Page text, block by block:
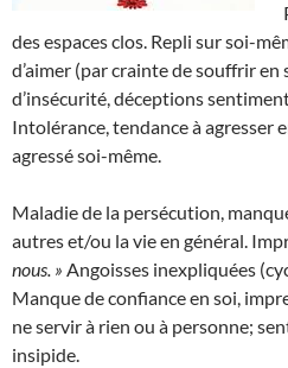
des espaces clos. Repli sur soi-
d’aimer (par crainte de souffrir en
d’insécurité, déceptions
Intolérance, tendance à agresser
agressé soi-même.
Maladie de la persécution,
autres et/ou la vie en général.
nous. » Angoisses inexpliquées
Manque de confiance en soi,
ne servir à rien ou à personne;
insipide.